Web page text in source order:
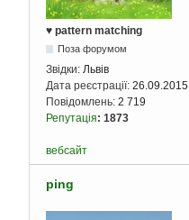
♥ pattern matching
Поза форумом
Звідки: Львів
Дата реєстрації: 26.09.2015
Повідомлень: 2 719
Репутація: 1873
вебсайт
ping